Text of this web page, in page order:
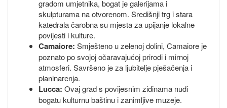
gradom umjetnika, bogat je galerijama i
skulpturama na otvorenom. Središnji trg i stara
katedrala čarobna su mjesta za upijanje lokalne
povijesti i kulture.
Camaiore: Smješteno u zelenoj dolini, Camaiore je
poznato po svojoj očaravajućoj prirodi i mirnoj
atmosferi. Savršeno je za ljubitelje pješačenja i
planinarenja.
Lucca: Ovaj grad s povijesnim zidinama nudi
bogatu kulturnu baštinu i zanimljive muzeje.